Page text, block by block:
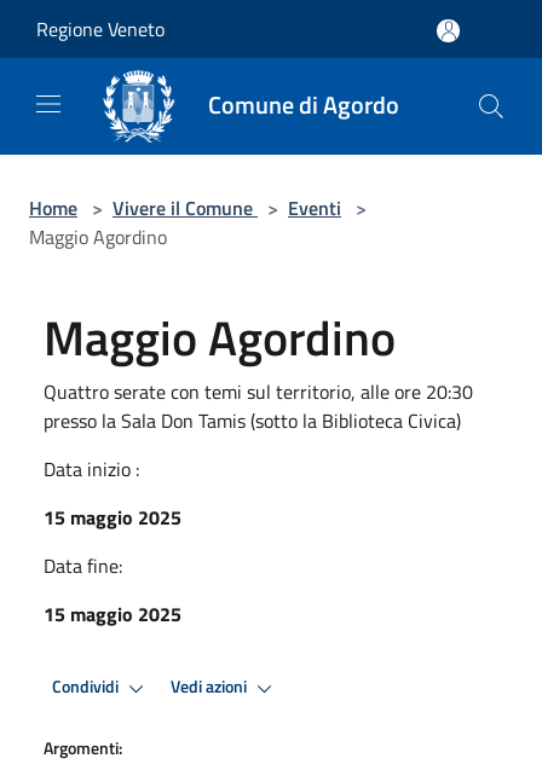
Regione Veneto
Comune di Agordo
Home > Vivere il Comune > Eventi >
Maggio Agordino
Maggio Agordino
Quattro serate con temi sul territorio, alle ore 20:30
presso la Sala Don Tamis (sotto la Biblioteca Civica)
Data inizio :
15 maggio 2025
Data fine:
15 maggio 2025
Condividi Vedi azioni
Argomenti: